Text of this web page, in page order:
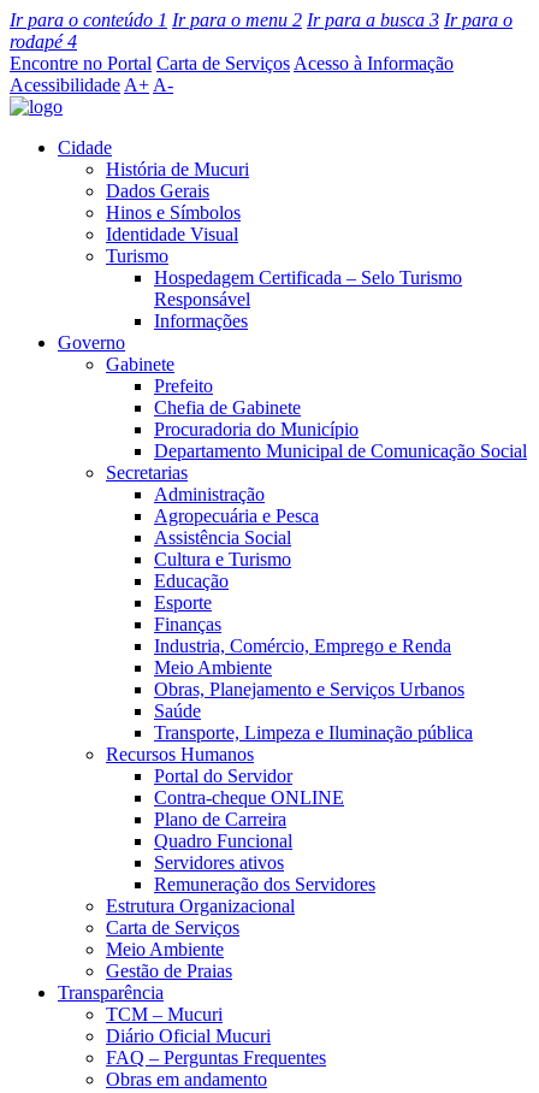
Ir para o conteúdo 1 Ir para o menu 2 Ir para a busca 3 Ir para o
rodapé4
Encontre no Portal Carta de Serviços Acesso à Informação
Acessibilidade A+ A-
Cidade
História de Mucuri
Dados Gerais
Hinos e Símbolos
Identidade Visual
Turismo
Hospedagem Certificada – Selo Turismo
Responsável
Informações
Governo
Gabinete
Prefeito
Chefia de Gabinete
Procuradoria do Município
Departamento Municipal de Comunicação Social
Secretarias
Administração
Agropecuária e Pesca
Assistência Social
Cultura e Turismo
Educação
Esporte
Finanças
Industria, Comércio, Emprego e Renda
Meio Ambiente
Obras, Planejamento e Serviços Urbanos
Saúde
Transporte, Limpeza e Iluminação pública
Recursos Humanos
Portal do Servidor
Contra-cheque ONLINE
Plano de Carreira
Quadro Funcional
Servidores ativos
Remuneração dos Servidores
Estrutura Organizacional
Carta de Serviços
Meio Ambiente
Gestão de Praias
Transparência
TCM – Mucuri
Diário Oficial Mucuri
FAQ – Perguntas Frequentes
Obras em andamento